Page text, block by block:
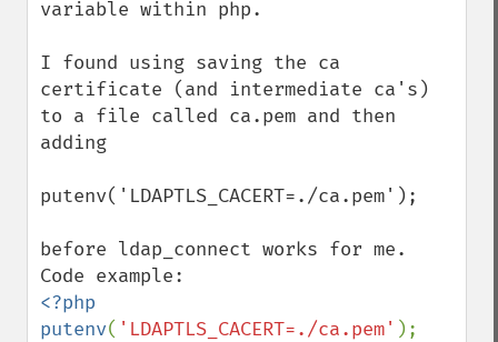
variable within php.
I found using saving the ca
certificate (and intermediate ca's)
to a file called ca.pem and then
adding
putenv('LDAPTLS_CACERT=./ca.pem');
before ldap_connect works for me.
<?php
putenv( 'LDAPTLS_CACERT=./ca.pem'